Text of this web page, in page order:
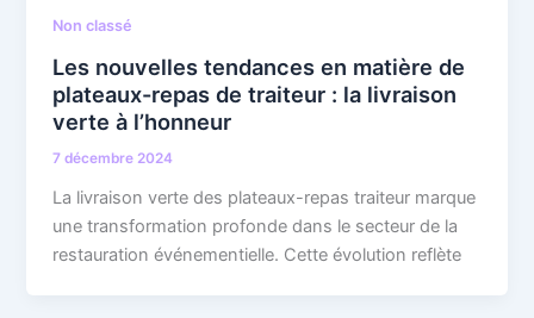
Non classé
Les nouvelles tendances en matière de
plateaux-repas de traiteur : la livraison
verte à l’honneur
7 décembre 2024
La livraison verte des plateaux-repas traiteur marque
une transformation profonde dans le secteur de la
restauration événementielle. Cette évolution reflète